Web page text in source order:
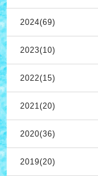
2024(69)
2023(10)
2022(15)
2021(20)
2020(36)
2019(20)